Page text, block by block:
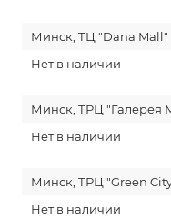
Минск, ТЦ "Dana Mall"
Нет в наличии
Минск, ТРЦ "Галерея
Нет в наличии
Минск, ТРЦ "Green
Нет в наличии